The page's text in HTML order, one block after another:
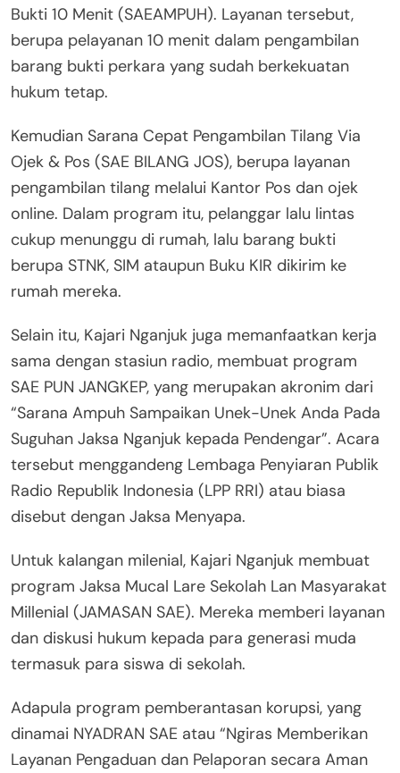
Bukti 10 Menit (SAEAMPUH). Layanan tersebut,
berupa pelayanan 10 menit dalam pengambilan
barang bukti perkara yang sudah berkekuatan
hukum tetap.
Kemudian Sarana Cepat Pengambilan Tilang Via
Ojek & Pos (SAE BILANG JOS), berupa layanan
pengambilan tilang melalui Kantor Pos dan ojek
online. Dalam program itu, pelanggar lalu lintas
cukup menunggu di rumah, lalu barang bukti
berupa STNK, SIM ataupun Buku KIR dikirim ke
rumah mereka.
Selain itu, Kajari Nganjuk juga memanfaatkan kerja
sama dengan stasiun radio, membuat program
SAE PUN JANGKEP, yang merupakan akronim dari
“Sarana Ampuh Sampaikan Unek-Unek Anda Pada
Suguhan Jaksa Nganjuk kepada Pendengar”. Acara
tersebut menggandeng Lembaga Penyiaran Publik
Radio Republik Indonesia (LPP RRI) atau biasa
disebut dengan Jaksa Menyapa.
Untuk kalangan milenial, Kajari Nganjuk membuat
program Jaksa Mucal Lare Sekolah Lan Masyarakat
Millenial (JAMASAN SAE). Mereka memberi layanan
dan diskusi hukum kepada para generasi muda
termasuk para siswa di sekolah.
Adapula program pemberantasan korupsi, yang
dinamai NYADRAN SAE atau “Ngiras Memberikan
Layanan Pengaduan dan Pelaporan secara Aman